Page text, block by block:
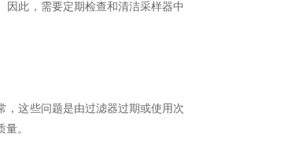
此，需要定期检查和清洁采样器中
这些问题是由过滤器过期或使用次
。